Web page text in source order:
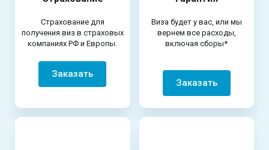
Страхование для
получения виз в страховых
компаниях РФ и Европы.
Заказать
Виза будет у вас, или мы
вернем все расходы,
включая сборы*
Заказать